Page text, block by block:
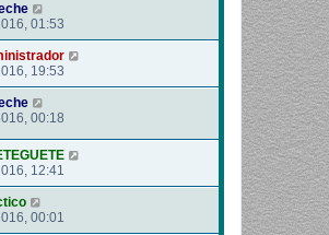
01:53
19:53
00:18
12:41
00:01